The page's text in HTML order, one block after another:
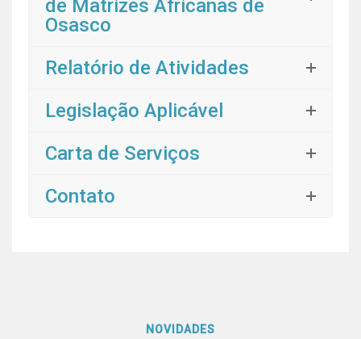
de Matrizes Africanas de
Osasco
Relatório de Atividades
Legislação Aplicável
Carta de Serviços
Contato
NOVIDADES